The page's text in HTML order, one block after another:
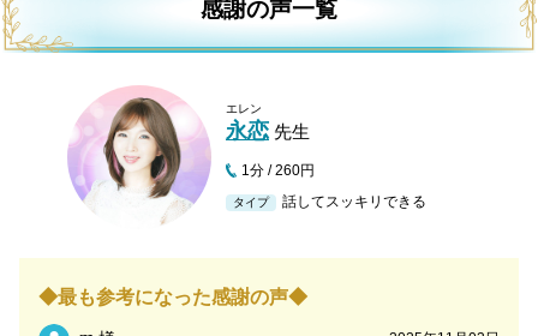
感謝の声一覧
エレン
永恋 先生
1分 / 260円
タイプ 話してスッキリできる
◆最も参考になった感謝の声◆